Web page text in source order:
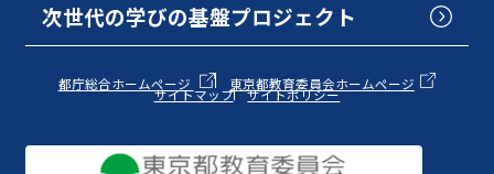
次世代の学びの基盤プロジェクト
都庁総合ホームページ 東京都教育委員会ホームページ
サイトマップ サイトポリシー